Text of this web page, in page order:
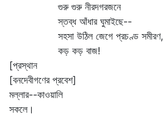
গুরু গুরু নীরদগরজনে
স্তব্ধ আঁধার ঘুমাইছে--
সহসা উঠিল জেগে প্রচণ্ড সমীরণ,
কড় কড় বাজ!
[প্রস্থান
[বনদেবীগণের প্রবেশ]
মল্লার--কাওয়ালি
সকলে।